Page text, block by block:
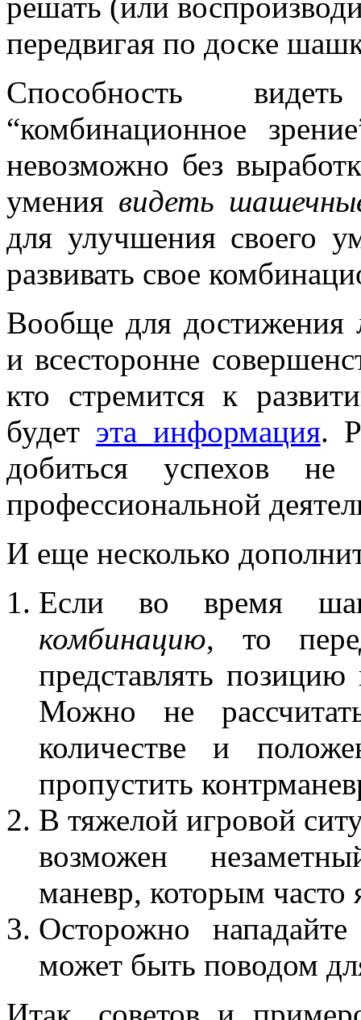
решать (или
передвигая по доске
Способность
“комбинационное
невозможно без
умения видеть
для улучшения своего
развивать свое
Вообще для достижения
и всесторонне
кто стремится к
будет эта информация.
добиться успехов
профессиональной
И еще несколько
Если во время
комбинацию, то
представлять
Можно не
количестве и
пропустить
В тяжелой игровой
возможен
маневр, которым часто
Осторожно
может быть поводом